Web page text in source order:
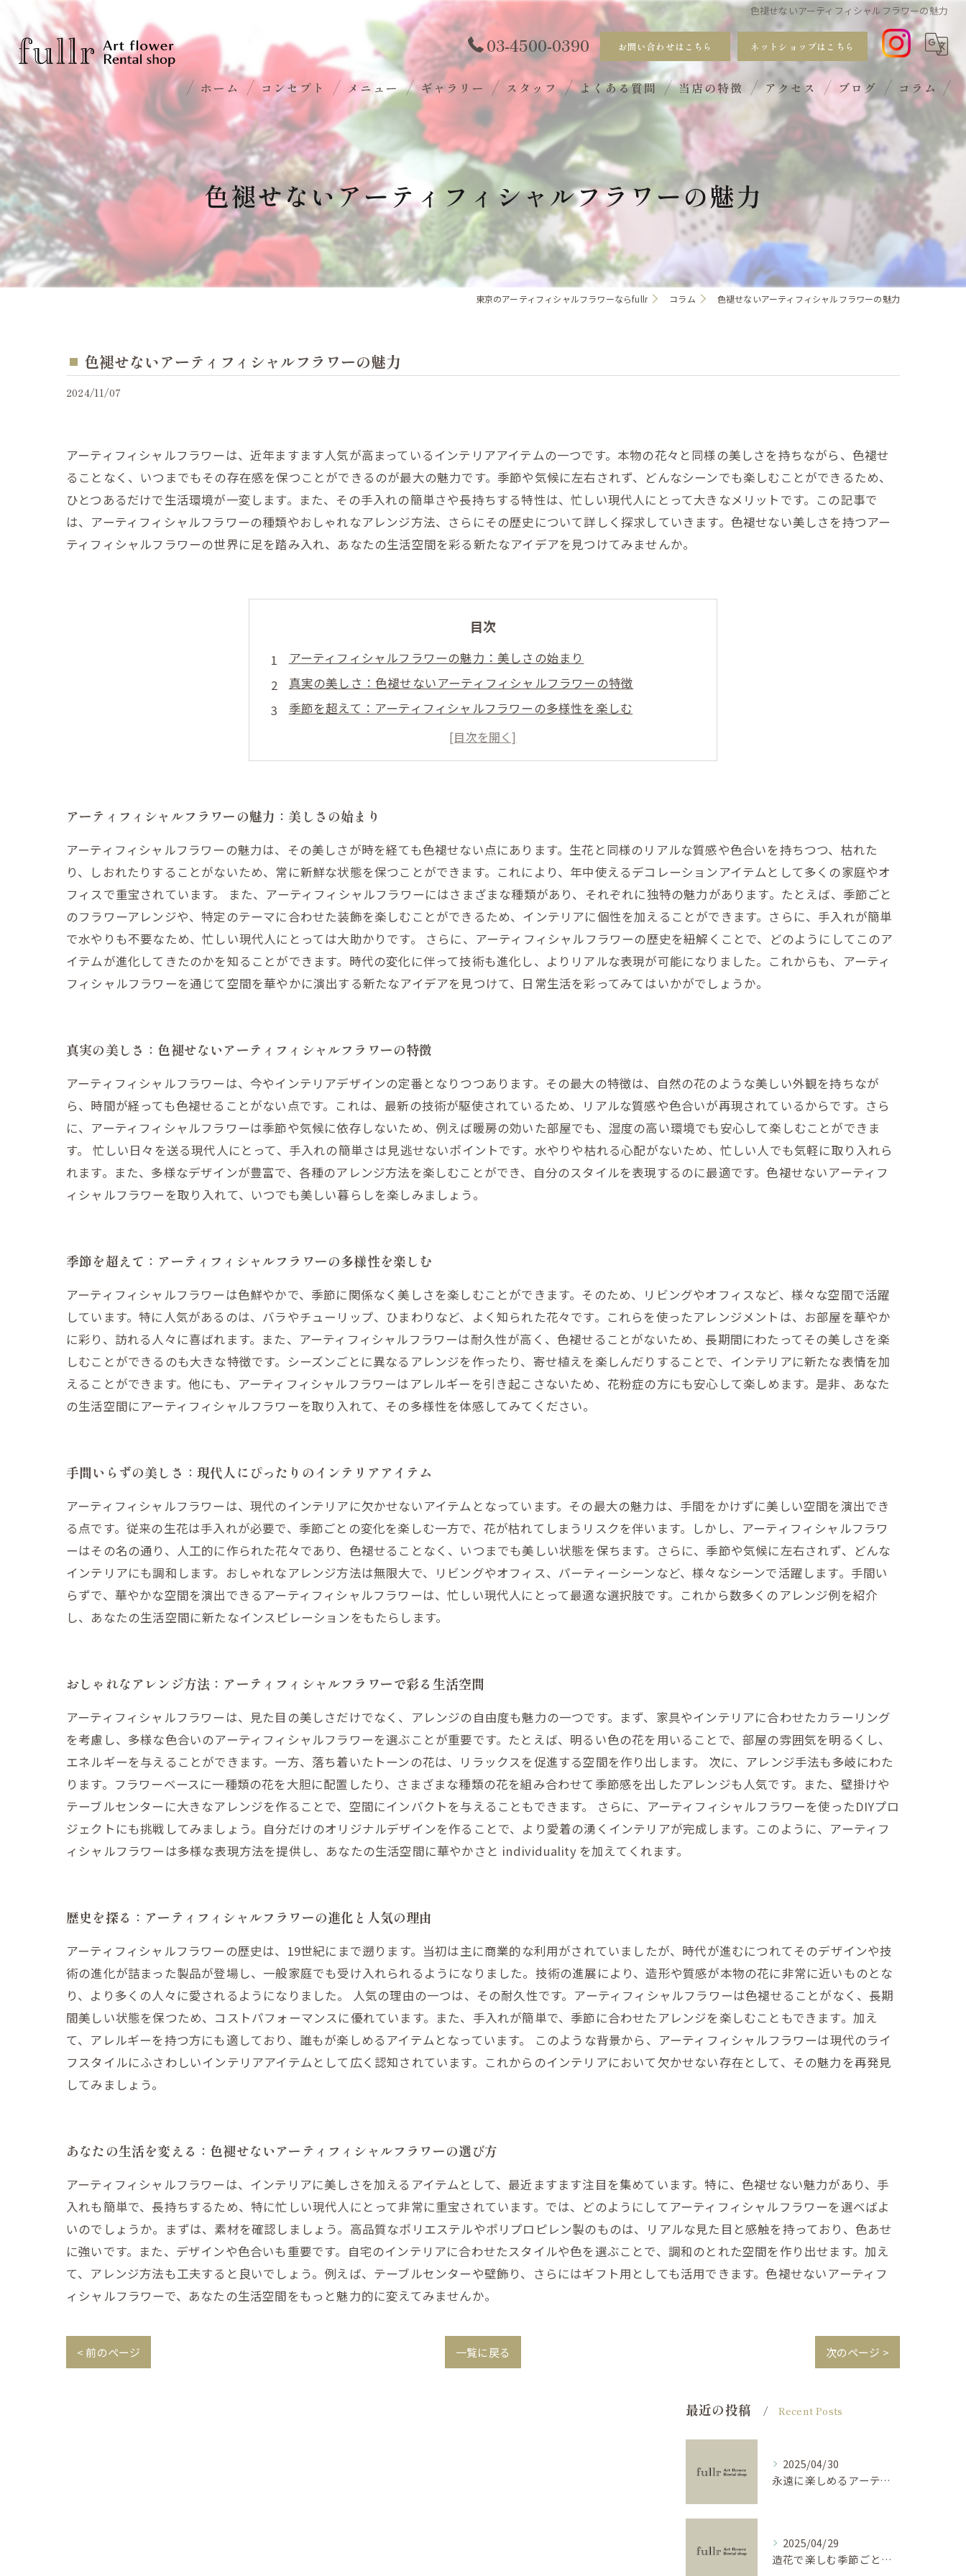
色褪せないアーティフィシャルフラワーの魅力
03-4500-0390 お問い合わせはこちら ネットショップはこちら
ホーム コンセプト メニュー ギャラリー スタッフ よくある質問 当店の特徴
おしゃれ
手入れ不要
サブスク
ギフト
ワークショップ
アクセス ブログ コラム
色褪せないアーティフィシャルフラワーの魅力
東京のアーティフィシャルフラワーならfullr コラム 色褪せないアーティフィシャルフラワーの魅力
色褪せないアーティフィシャルフラワーの魅力
2024/11/07
アーティフィシャルフラワーは、近年ますます人気が高まっているインテリアアイテムの一つです。本物の花々と同様の美しさを持ちながら、色褪せ
ることなく、いつまでもその存在感を保つことができるのが最大の魅力です。季節や気候に左右されず、どんなシーンでも楽しむことができるため、
ひとつあるだけで生活環境が一変します。また、その手入れの簡単さや長持ちする特性は、忙しい現代人にとって大きなメリットです。この記事で
は、アーティフィシャルフラワーの種類やおしゃれなアレンジ方法、さらにその歴史について詳しく探求していきます。色褪せない美しさを持つアー
ティフィシャルフラワーの世界に足を踏み入れ、あなたの生活空間を彩る新たなアイデアを見つけてみませんか。
目次
アーティフィシャルフラワーの魅力：美しさの始まり
真実の美しさ：色褪せないアーティフィシャルフラワーの特徴
季節を超えて：アーティフィシャルフラワーの多様性を楽しむ
手間いらずの美しさ：現代人にぴったりのインテリアアイテム
おしゃれなアレンジ方法：アーティフィシャルフラワーで彩る生活空間
あなたの生活を変える：色褪せないアーティフィシャルフラワーの選び方
アーティフィシャルフラワーの魅力：美しさの始まり
アーティフィシャルフラワーの魅力は、その美しさが時を経ても色褪せない点にあります。生花と同様のリアルな質感や色合いを持ちつつ、枯れた
り、しおれたりすることがないため、常に新鮮な状態を保つことができます。これにより、年中使えるデコレーションアイテムとして多くの家庭やオ
フィスで重宝されています。 また、アーティフィシャルフラワーにはさまざまな種類があり、それぞれに独特の魅力があります。たとえば、季節ごと
のフラワーアレンジや、特定のテーマに合わせた装飾を楽しむことができるため、インテリアに個性を加えることができます。さらに、手入れが簡単
で水やりも不要なため、忙しい現代人にとっては大助かりです。 さらに、アーティフィシャルフラワーの歴史を紐解くことで、どのようにしてこのア
イテムが進化してきたのかを知ることができます。時代の変化に伴って技術も進化し、よりリアルな表現が可能になりました。これからも、アーティ
フィシャルフラワーを通じて空間を華やかに演出する新たなアイデアを見つけて、日常生活を彩ってみてはいかがでしょうか。
真実の美しさ：色褪せないアーティフィシャルフラワーの特徴
アーティフィシャルフラワーは、今やインテリアデザインの定番となりつつあります。その最大の特徴は、自然の花のような美しい外観を持ちなが
ら、時間が経っても色褪せることがない点です。これは、最新の技術が駆使されているため、リアルな質感や色合いが再現されているからです。さら
に、アーティフィシャルフラワーは季節や気候に依存しないため、例えば暖房の効いた部屋でも、湿度の高い環境でも安心して楽しむことができま
す。 忙しい日々を送る現代人にとって、手入れの簡単さは見逃せないポイントです。水やりや枯れる心配がないため、忙しい人でも気軽に取り入れら
れます。また、多様なデザインが豊富で、各種のアレンジ方法を楽しむことができ、自分のスタイルを表現するのに最適です。色褪せないアーティフ
ィシャルフラワーを取り入れて、いつでも美しい暮らしを楽しみましょう。
季節を超えて：アーティフィシャルフラワーの多様性を楽しむ
アーティフィシャルフラワーは色鮮やかで、季節に関係なく美しさを楽しむことができます。そのため、リビングやオフィスなど、様々な空間で活躍
しています。特に人気があるのは、バラやチューリップ、ひまわりなど、よく知られた花々です。これらを使ったアレンジメントは、お部屋を華やか
に彩り、訪れる人々に喜ばれます。また、アーティフィシャルフラワーは耐久性が高く、色褪せることがないため、長期間にわたってその美しさを楽
しむことができるのも大きな特徴です。シーズンごとに異なるアレンジを作ったり、寄せ植えを楽しんだりすることで、インテリアに新たな表情を加
えることができます。他にも、アーティフィシャルフラワーはアレルギーを引き起こさないため、花粉症の方にも安心して楽しめます。是非、あなた
の生活空間にアーティフィシャルフラワーを取り入れて、その多様性を体感してみてください。
手間いらずの美しさ：現代人にぴったりのインテリアアイテム
アーティフィシャルフラワーは、現代のインテリアに欠かせないアイテムとなっています。その最大の魅力は、手間をかけずに美しい空間を演出でき
る点です。従来の生花は手入れが必要で、季節ごとの変化を楽しむ一方で、花が枯れてしまうリスクを伴います。しかし、アーティフィシャルフラワ
ーはその名の通り、人工的に作られた花々であり、色褪せることなく、いつまでも美しい状態を保ちます。さらに、季節や気候に左右されず、どんな
インテリアにも調和します。おしゃれなアレンジ方法は無限大で、リビングやオフィス、パーティーシーンなど、様々なシーンで活躍します。手間い
らずで、華やかな空間を演出できるアーティフィシャルフラワーは、忙しい現代人にとって最適な選択肢です。これから数多くのアレンジ例を紹介
し、あなたの生活空間に新たなインスピレーションをもたらします。
おしゃれなアレンジ方法：アーティフィシャルフラワーで彩る生活空間
アーティフィシャルフラワーは、見た目の美しさだけでなく、アレンジの自由度も魅力の一つです。まず、家具やインテリアに合わせたカラーリング
を考慮し、多様な色合いのアーティフィシャルフラワーを選ぶことが重要です。たとえば、明るい色の花を用いることで、部屋の雰囲気を明るくし、
エネルギーを与えることができます。一方、落ち着いたトーンの花は、リラックスを促進する空間を作り出します。 次に、アレンジ手法も多岐にわた
ります。フラワーベースに一種類の花を大胆に配置したり、さまざまな種類の花を組み合わせて季節感を出したアレンジも人気です。また、壁掛けや
テーブルセンターに大きなアレンジを作ることで、空間にインパクトを与えることもできます。 さらに、アーティフィシャルフラワーを使ったDIYプロ
ジェクトにも挑戦してみましょう。自分だけのオリジナルデザインを作ることで、より愛着の湧くインテリアが完成します。このように、アーティフ
ィシャルフラワーは多様な表現方法を提供し、あなたの生活空間に華やかさと individuality を加えてくれます。
歴史を探る：アーティフィシャルフラワーの進化と人気の理由
アーティフィシャルフラワーの歴史は、19世紀にまで遡ります。当初は主に商業的な利用がされていましたが、時代が進むにつれてそのデザインや技
術の進化が詰まった製品が登場し、一般家庭でも受け入れられるようになりました。技術の進展により、造形や質感が本物の花に非常に近いものとな
り、より多くの人々に愛されるようになりました。 人気の理由の一つは、その耐久性です。アーティフィシャルフラワーは色褪せることがなく、長期
間美しい状態を保つため、コストパフォーマンスに優れています。また、手入れが簡単で、季節に合わせたアレンジを楽しむこともできます。加え
て、アレルギーを持つ方にも適しており、誰もが楽しめるアイテムとなっています。 このような背景から、アーティフィシャルフラワーは現代のライ
フスタイルにふさわしいインテリアアイテムとして広く認知されています。これからのインテリアにおいて欠かせない存在として、その魅力を再発見
してみましょう。
あなたの生活を変える：色褪せないアーティフィシャルフラワーの選び方
アーティフィシャルフラワーは、インテリアに美しさを加えるアイテムとして、最近ますます注目を集めています。特に、色褪せない魅力があり、手
入れも簡単で、長持ちするため、特に忙しい現代人にとって非常に重宝されています。では、どのようにしてアーティフィシャルフラワーを選べばよ
いのでしょうか。まずは、素材を確認しましょう。高品質なポリエステルやポリプロピレン製のものは、リアルな見た目と感触を持っており、色あせ
に強いです。また、デザインや色合いも重要です。自宅のインテリアに合わせたスタイルや色を選ぶことで、調和のとれた空間を作り出せます。加え
て、アレンジ方法も工夫すると良いでしょう。例えば、テーブルセンターや壁飾り、さらにはギフト用としても活用できます。色褪せないアーティフ
ィシャルフラワーで、あなたの生活空間をもっと魅力的に変えてみませんか。
< 前のページ 一覧に戻る 次のページ >
最近の投稿 Recent Posts
2025/04/30
永遠に楽しめるアーティフィシャルフラワーの使い方
2025/04/29
造花で楽しむ季節ごとのインテリア